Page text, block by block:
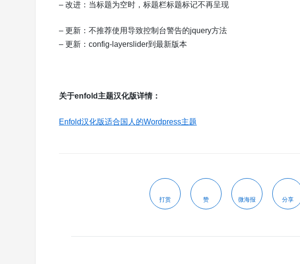
– 改进：当标题为空时，标题栏标题标记不再呈现
– 更新：不推荐使用导致控制台警告的jquery方法
– 更新：config-layerslider到最新版本
关于enfold主题汉化版详情：
Enfold汉化版适合国人的Wordpress主题
打赏 赞 微海报 分享